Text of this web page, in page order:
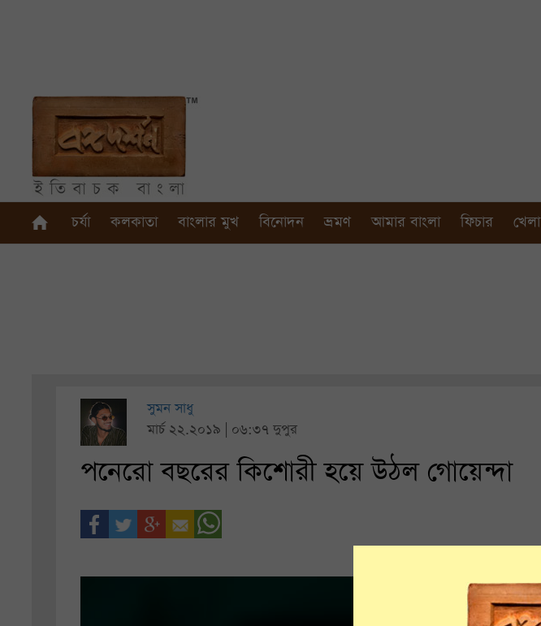
চর্যা কলকাতা বাংলার মুখ বিনোদন ভ্রমণ আমার বাংলা ফিচার খেলা
সুমন সাধু
মার্চ ২২.২০১৯ | ০৬:৩৭ দুপুর
পনেরো বছরের কিশোরী হয়ে উঠল গোয়েন্দা